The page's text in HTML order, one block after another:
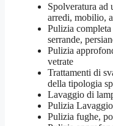
Spolveratura ad
arredi, mobilio,
Pulizia
serrande,
Pulizia
vetrate
Trattamenti di
della tipologia
Lavaggio di
Pulizia
Pulizia fughe,